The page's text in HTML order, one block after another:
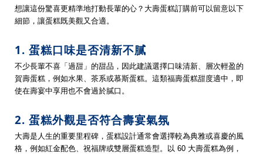
想讓這份驚喜更精準地打動長輩的心？大壽蛋糕訂購前可以留意以下
細節，讓蛋糕既美觀又合適。
1. 蛋糕口味是否清新不膩
不少長輩不喜「過甜」的甜品，因此建議選擇口味清新、層次輕盈的
賀壽蛋糕，例如水果、茶系或慕斯蛋糕。這類福壽蛋糕甜度適中，即
使在壽宴中享用也不會過於膩口。
2. 蛋糕外觀是否符合壽宴氣氛
大壽是人生的重要里程碑，蛋糕設計通常會選擇較為典雅或喜慶的風
格，例如紅金配色、祝福牌或雙層蛋糕造型。以 60 大壽蛋糕為例，